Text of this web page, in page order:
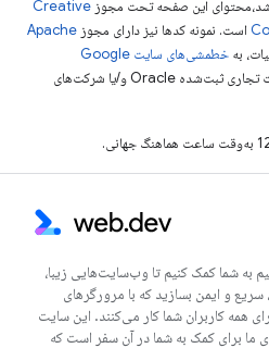
این صفحه تحت مجوزCreative
نمونه کدها نیز دارای مجوزApache
خطمشی‌های سایت Google
مراجعه کنید. جاوا علامت تجاری ثبت‌شده Oracle و/یا شرکت‌های
شما کمک کنیم تا وب‌سایت‌هایی زیبا،
و ایمن بسازید که با مرورگرهای
کاربران شما کار می‌کنند. این سایت
برای کمک به شما در آن سفر است که